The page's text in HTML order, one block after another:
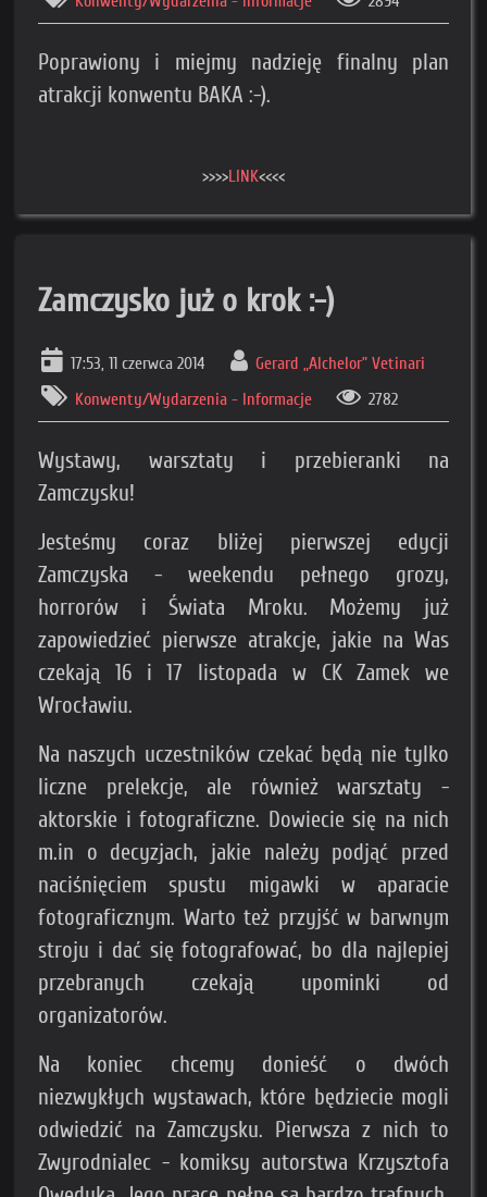
(i zgarnąć bonusy dla wspierających).
Cel to 150 zł miesięcznie (obecnie: 120 zł).
Po jego osiągnięciu wyłączamy reklamy i ten pop-up.
Poprawiony i miejmy nadzieję finalny plan
atrakcji konwentu BAKA :-).
>>>>LINK<<<<
Zamczysko już o krok :-)
17:53, 11 czerwca 2014
Gerard „Alchelor” Vetinari
Konwenty/Wydarzenia - Informacje
2782
Wystawy, warsztaty i przebieranki na
Zamczysku!
Jesteśmy coraz bliżej pierwszej edycji
Zamczyska - weekendu pełnego grozy,
horrorów i Świata Mroku. Możemy już
zapowiedzieć pierwsze atrakcje, jakie na Was
czekają 16 i 17 listopada w CK Zamek we
Wrocławiu.
Na naszych uczestników czekać będą nie tylko
liczne prelekcje, ale również warsztaty -
aktorskie i fotograficzne. Dowiecie się na nich
m.in o decyzjach, jakie należy podjąć przed
naciśnięciem spustu migawki w aparacie
fotograficznym. Warto też przyjść w barwnym
stroju i dać się fotografować, bo dla najlepiej
przebranych czekają upominki od
organizatorów.
Na koniec chcemy donieść o dwóch
niezwykłych wystawach, które będziecie mogli
odwiedzić na Zamczysku. Pierwsza z nich to
Zwyrodnialec - komiksy autorstwa Krzysztofa